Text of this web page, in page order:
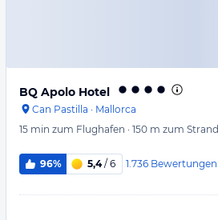
BQ Apolo Hotel
Can Pastilla · Mallorca
15 min zum Flughafen · 150 m zum Strand
96% 5,4/ 6 1.736 Bewertungen